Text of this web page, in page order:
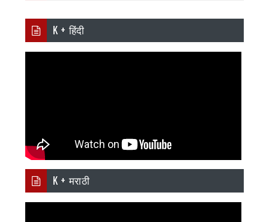
K + हिंदी
K + मराठी